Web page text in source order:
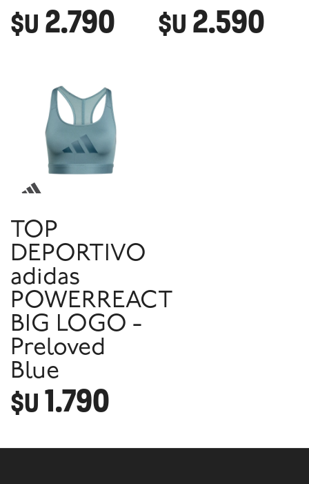
$U 2.790 $U 2.590
TOP
DEPORTIVO
adidas
POWERREACT
BIG LOGO -
Preloved
Blue
$U 1.790